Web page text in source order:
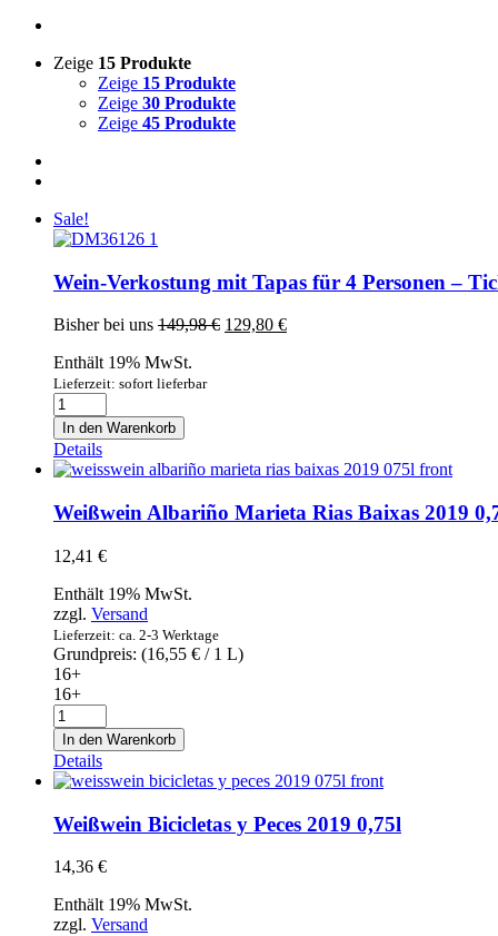
Zeige 15 Produkte
Zeige 15 Produkte
Zeige 30 Produkte
Zeige 45 Produkte
Sale!
Wein-Verkostung mit Tapas für 4 Personen –
Bisher bei uns 149,98€ Ursprünglicher
129,80 €Aktueller
Enthält 19% MwSt.
Lieferzeit: sofort lieferbar
Wein-
Verkostung
mit
Tapas
für
4
Personen
Ticket
In den Warenkorb
Details
Weißwein Albariño Marieta Rias Baixas 2019
12,41 €
Enthält 19% MwSt.
zzgl. Versand
Lieferzeit: ca. 2-3 Werktage
Grundpreis: (16,55 € / 1 L)
16+
16+
Weißwein
Albariño
Marieta
Rias
Baixas
2019
0,75l
In den Warenkorb
Details
Weißwein Bicicletas y Peces 2019 0,75l
14,36 €
Enthält 19% MwSt.
zzgl. Versand